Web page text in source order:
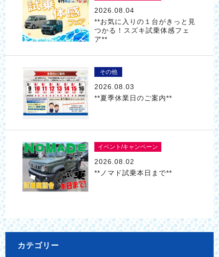
2026.08.04
**お気に入りの１台がきっと見
つかる！スズキ試乗体感フェ
ア**
その他
2026.08.03
**夏季休業日のご案内**
イベント/キャンペーン
2026.08.02
**ノマド試乗本日まで**
カテゴリー